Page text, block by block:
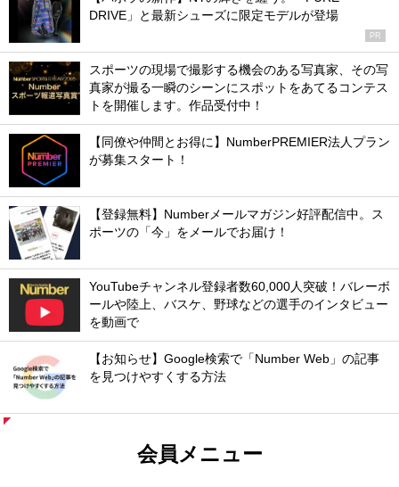
DRIVE」と最新シューズに限定モデルが登場
PR
スポーツの現場で撮影する機会のある写真家、その写
真家が撮る一瞬のシーンにスポットをあてるコンテス
トを開催します。作品受付中！
【同僚や仲間とお得に】NumberPREMIER法人プラン
が募集スタート！
【登録無料】Numberメールマガジン好評配信中。ス
ポーツの「今」をメールでお届け！
YouTubeチャンネル登録者数60,000人突破！バレーボ
ールや陸上、バスケ、野球などの選手のインタビュー
を動画で
【お知らせ】Google検索で「Number Web」の記事
を見つけやすくする方法
会員メニュー